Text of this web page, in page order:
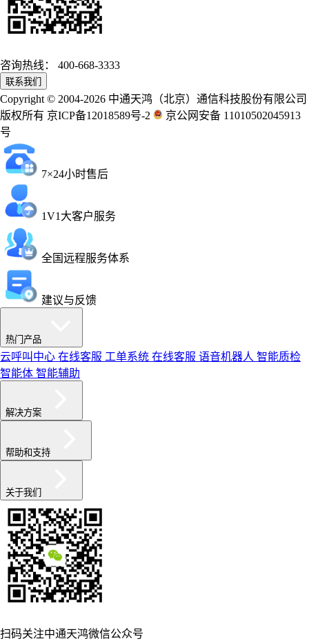
咨询热线： 400-668-3333
联系我们
Copyright © 2004-2026 中通天鸿（北京）通信科技股份有限公司
版权所有 京ICP备12018589号-2
京公网安备 11010502045913
号
7×24小时售后
1V1大客户服务
全国远程服务体系
建议与反馈
热门产品
云呼叫中心 在线客服 工单系统 在线客服 语音机器人 智能质检
智能体 智能辅助
解决方案
帮助和支持
关于我们
扫码关注中通天鸿微信公众号